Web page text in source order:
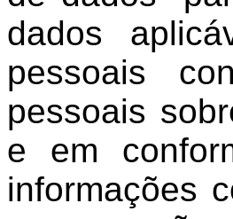
dados
pessoais
pessoais
e em
informações